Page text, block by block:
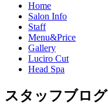
Home
Salon Info
Staff
Menu&Price
Gallery
Luciro Cut
Head Spa
スタッフブログ